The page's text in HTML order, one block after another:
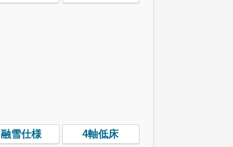
融雪仕様 4軸低床